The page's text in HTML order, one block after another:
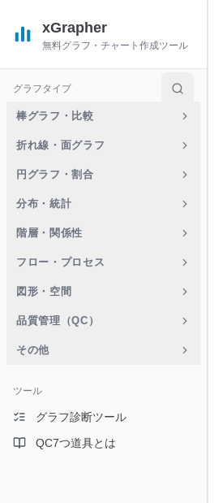
xGrapher
無料グラフ・チャート作成ツール
グラフタイプ
棒グラフ・比較
折れ線・面グラフ
円グラフ・割合
分布・統計
階層・関係性
フロー・プロセス
図形・空間
品質管理（QC）
その他
ツール
グラフ診断ツール
QC7つ道具とは